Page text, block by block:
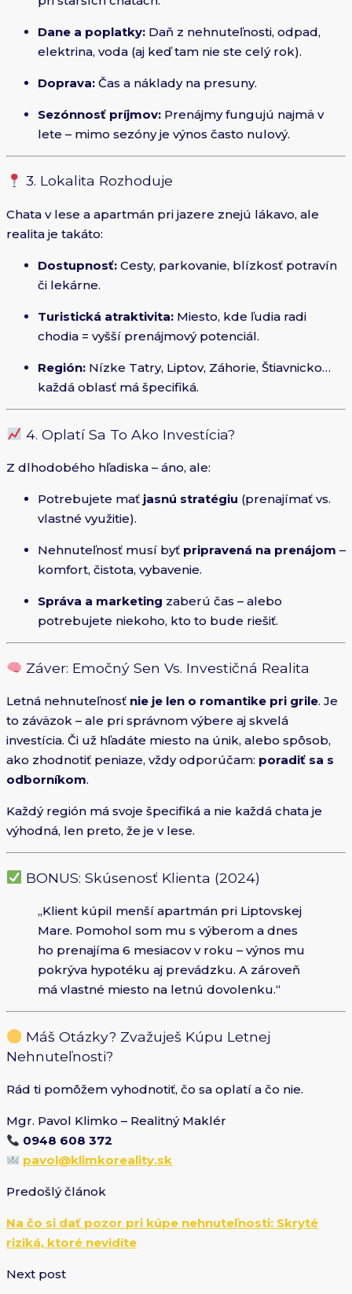
Dane a poplatky: Daň z nehnuteľnosti, odpad,
elektrina, voda (aj keď tam nie ste celý rok).
Doprava: Čas a náklady na presuny.
Sezónnosť príjmov: Prenájmy fungujú najmä v
lete – mimo sezóny je výnos často nulový.
3. Lokalita Rozhoduje
Chata v lese a apartmán pri jazere znejú lákavo, ale
realita je takáto:
Dostupnosť: Cesty, parkovanie, blízkosť potravín
či lekárne.
Turistická atraktivita: Miesto, kde ľudia radi
chodia = vyšší prenájmový potenciál.
Región: Nízke Tatry, Liptov, Záhorie, Štiavnicko…
každá oblasť má špecifiká.
4. Oplatí Sa To Ako Investícia?
Z dlhodobého hľadiska – áno, ale:
Potrebujete mať jasnú stratégiu (prenajímať vs.
vlastné využitie).
Nehnuteľnosť musí byť pripravená na prenájom –
komfort, čistota, vybavenie.
Správa a marketing zaberú čas – alebo
potrebujete niekoho, kto to bude riešiť.
Záver: Emočný Sen Vs. Investičná Realita
Letná nehnuteľnosť nie je len o romantike pri grile. Je
to záväzok – ale pri správnom výbere aj skvelá
investícia. Či už hľadáte miesto na únik, alebo spôsob,
ako zhodnotiť peniaze, vždy odporúčam: poradiť sa s
odborníkom.
Každý región má svoje špecifiká a nie každá chata je
výhodná, len preto, že je v lese.
BONUS: Skúsenosť Klienta (2024)
„Klient kúpil menší apartmán pri Liptovskej
Mare. Pomohol som mu s výberom a dnes
ho prenajíma 6 mesiacov v roku – výnos mu
pokrýva hypotéku aj prevádzku. A zároveň
má vlastné miesto na letnú dovolenku.“
Máš Otázky? Zvažuješ Kúpu Letnej
Nehnuteľnosti?
Rád ti pomôžem vyhodnotiť, čo sa oplatí a čo nie.
Mgr. Pavol Klimko – Realitný Maklér
0948 608 372
pavol@klimkoreality.sk
Predošlý článok
Na čo si dať pozor pri kúpe nehnuteľnosti: Skryté
riziká, ktoré nevidíte
Next post